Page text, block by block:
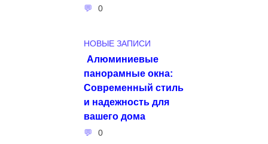
0
НОВЫЕ ЗАПИСИ
Алюминиевые
панорамные окна:
Современный стиль
и надежность для
вашего дома
0